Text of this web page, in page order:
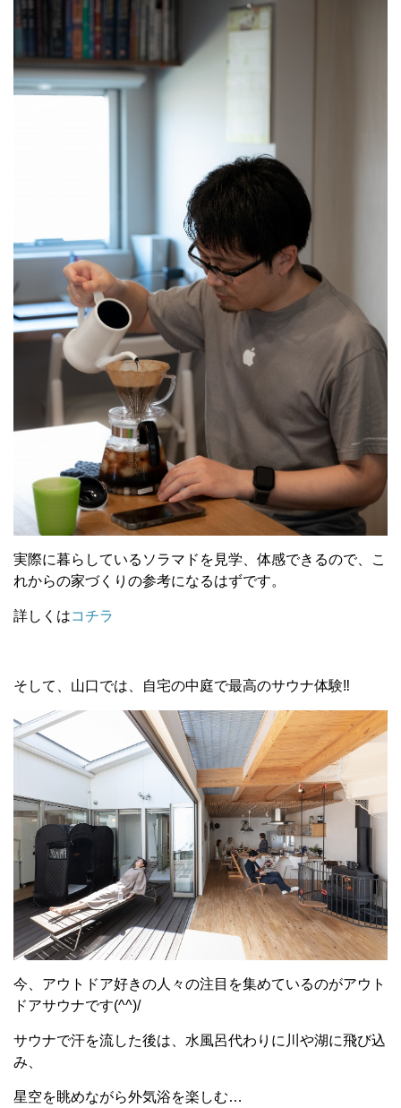
実際に暮らしているソラマドを見学、体感できるので、こ
れからの家づくりの参考になるはずです。
詳しくはコチラ
そして、山口では、自宅の中庭で最高のサウナ体験‼
今、アウトドア好きの人々の注目を集めているのがアウト
ドアサウナです(^^)/
サウナで汗を流した後は、水風呂代わりに川や湖に飛び込
み、
星空を眺めながら外気浴を楽しむ…